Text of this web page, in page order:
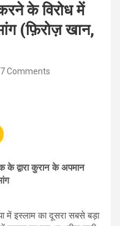
के विरोध में
(फ़िरोज़ खान,
Comments
के द्वारा कुरान के अपमान
में इस्लाम का दूसरा सबसे बड़ा